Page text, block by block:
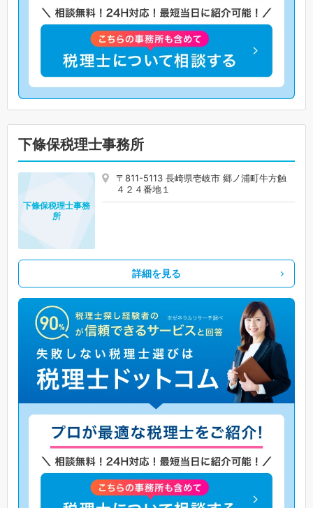
下條保税理士事務所
〒811-5113 長崎県壱岐市 郷ノ浦町牛方触
４２４番地１
下條保税理士事務
所
詳細を見る